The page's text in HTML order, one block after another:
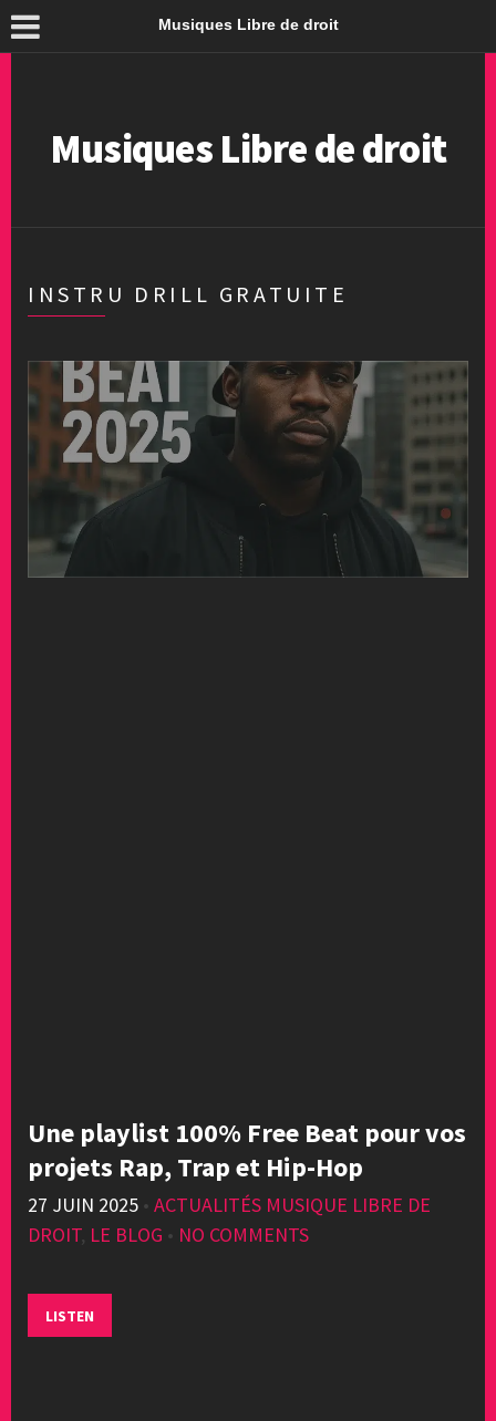
Musiques Libre de droit
Musiques Libre de droit
INSTRU DRILL GRATUITE
Une playlist 100% Free Beat pour vos
projets Rap, Trap et Hip-Hop
27 JUIN 2025 • ACTUALITÉS MUSIQUE LIBRE DE
DROIT, LE BLOG • NO COMMENTS
LISTEN